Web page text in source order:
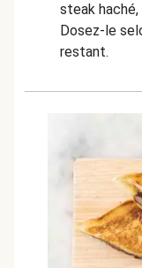
steak haché,
Dosez-le
restant.